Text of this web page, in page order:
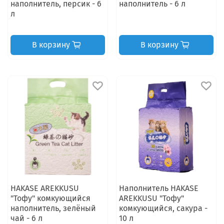
наполнитель, персик - 6
л
В корзину
наполнитель - 6 л
В корзину
HAKASE AREKKUSU
"Тофу" комкующийся
наполнитель, зелёный
чай - 6 л
Наполнитель HAKASE
AREKKUSU "Тофу"
комкующийся, сакура -
10 л